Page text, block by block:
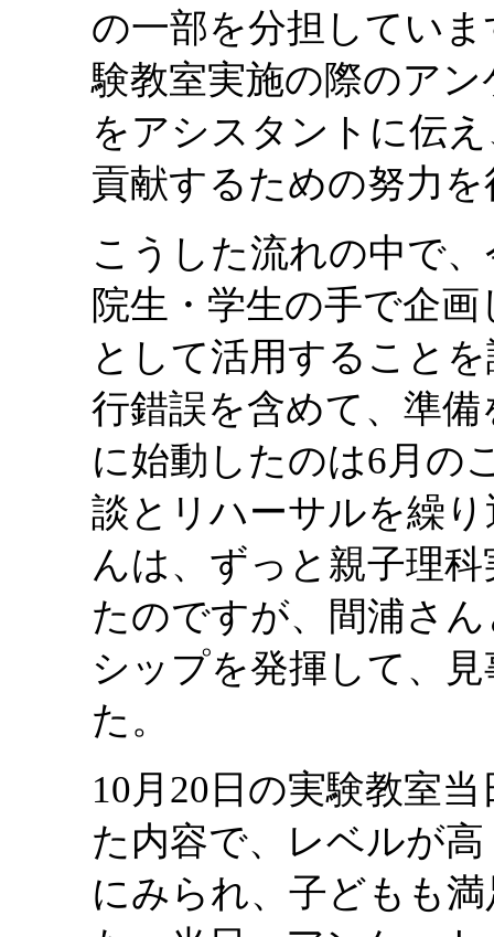
の一部を分担してい
験教室実施の際のア
をアシスタントに伝
貢献するための努力
こうした流れの中で
院生・学生の手で企
として活用すること
行錯誤を含めて、準
に始動したのは6月の
談とリハーサルを繰
んは、ずっと親子理
たのですが、間浦さ
シップを発揮して、
た。
10月20日の実験教室
た内容で、レベルが
にみられ、子どもも